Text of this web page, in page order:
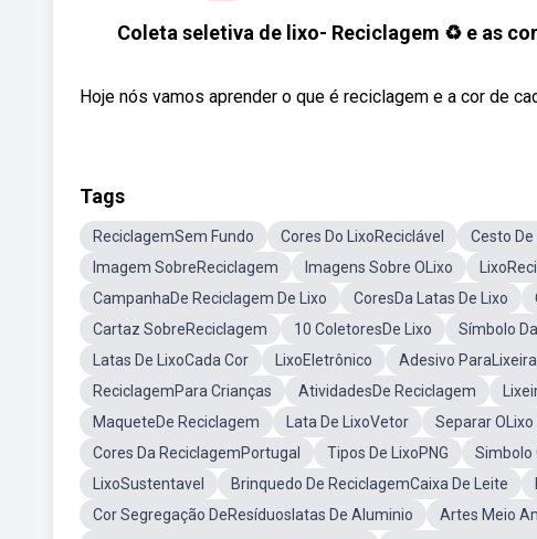
Coleta seletiva de lixo- Reciclagem ♻️ e as
Hoje nós vamos aprender o que é reciclagem e a cor de
Tags
ReciclagemSem Fundo Cores Do LixoReciclável Cesto De
Imagem SobreReciclagem
Imagens Sobre OLixo
CampanhaDe Reciclagem De Lixo
CoresDa Latas De Lixo
Cartaz SobreReciclagem
10 ColetoresDe Lixo Símbolo
Latas De LixoCada Cor
LixoEletrônico Adesivo
ReciclagemPara Crianças
AtividadesDe Reciclagem
MaqueteDe Reciclagem
Lata De LixoVetor Separar OLixo
Cores Da ReciclagemPortugal
Tipos De LixoPNG Simbolo
LixoSustentavel
Brinquedo De ReciclagemCaixa De Leite
Cor Segregação DeResíduoslatas De Aluminio
Artes Meio